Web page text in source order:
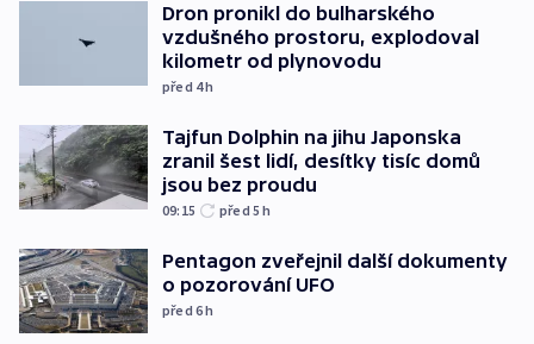
Dron pronikl do bulharského
vzdušného prostoru, explodoval
kilometr od plynovodu
před 4h
Tajfun Dolphin na jihu Japonska
zranil šest lidí, desítky tisíc domů
jsou bez proudu
09:15 před 5h
Pentagon zveřejnil další dokumenty
o pozorování UFO
před 6h